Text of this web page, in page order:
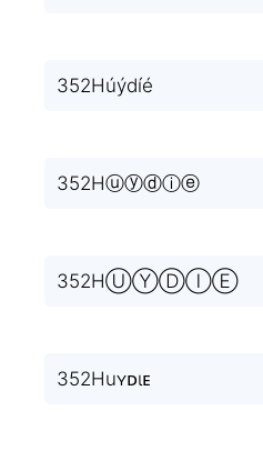
352Húýdíé
352Hⓤⓨⓓⓘⓔ
352HⓊⓎⒹⒾⒺ
352Huʏᴅιᴇ